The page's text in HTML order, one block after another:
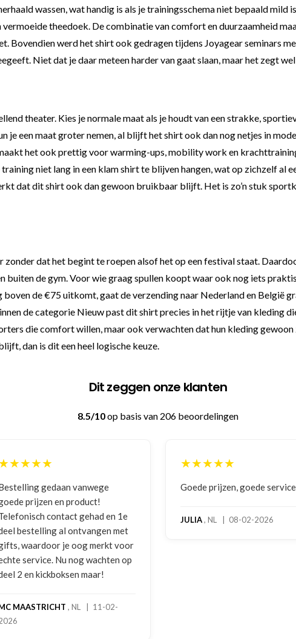
wassen, wat handig is als je trainingsschema niet bepaald mild
theedoek. De combinatie van comfort en duurzaamheid
werd het shirt ook gedragen tijdens Joyagear seminars
Niet dat je daar meteen harder van gaat slaan, maar het zegt
theater. Kies je normale maat als je houdt van een strakke,
je een maat groter nemen, al blijft het shirt ook dan nog netjes in
het ook prettig voor warming-ups, mobility work en
niet lang in een klam shirt te blijven hangen, wat op zichzelf al
dat dit shirt ook dan gewoon bruikbaar blijft. Het is zo’n stuk
dat het begint te roepen alsof het op een festival staat.
buiten de gym. Voor wie graag spullen koopt waar ook nog iets
de €75 uitkomt, gaat de verzending naar Nederland en België
de categorie Nieuw past dit shirt precies in het rijtje van kleding
die comfort willen, maar ook verwachten dat hun kleding
dan is dit een heel logische keuze.
Dit zeggen onze klanten
8.5/10op basis van 206 beoordelingen
gedaan vanwege
prijzen en product!
contact gehad en 1e
bestelling al ontvangen met
waardoor je oog merkt voor
service. Nu nog wachten op
2 en kickboksen maar!
MAASTRICHT , NL | 11-02-
★★★★★
Goede prijzen, goede service
JULIA, NL | 08-02-2026